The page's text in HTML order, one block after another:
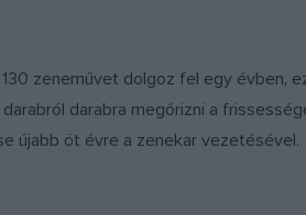
zeneművet dolgoz fel egy évben,
darabra megőrizni a
újabb öt évre a zenekar vezetésével.